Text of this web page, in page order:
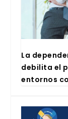
La
debi­li­ta el
entor­nos